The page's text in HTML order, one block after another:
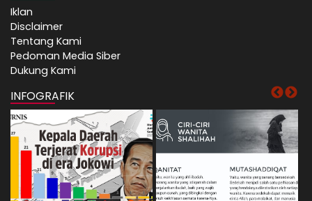
Iklan
Disclaimer
Tentang Kami
Pedoman Media Siber
Dukung Kami
INFOGRAFIK